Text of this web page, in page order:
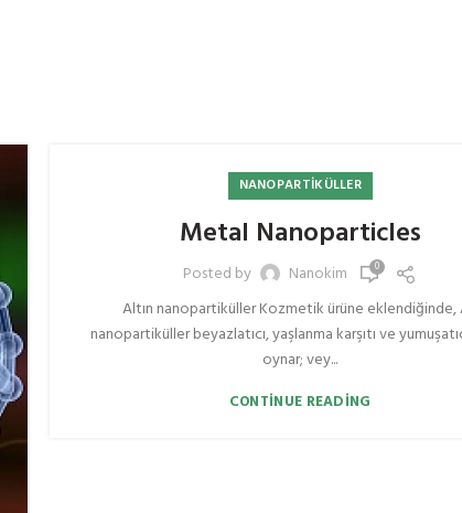
NANOPARTIKÜLLER
Metal Nanoparticles
Posted by Nanokim 0
Altın nanopartiküller Kozmetik ürüne eklendiğinde,
nanopartiküller beyazlatıcı, yaşlanma karşıtı ve
oynar; vey...
CONTINUE READING